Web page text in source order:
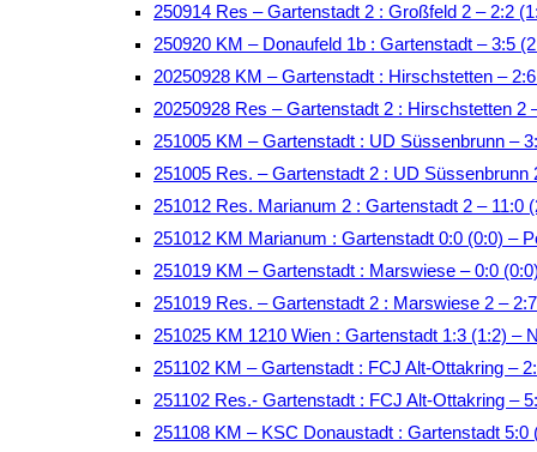
250914 Res – Gartenstadt 2 : Großfeld 2 – 2:2
250920 KM – Donaufeld 1b : Gartenstadt – 3:5
20250928 KM – Gartenstadt : Hirschstetten –
20250928 Res – Gartenstadt 2 : Hirschstetten 2
251005 KM – Gartenstadt : UD Süssenbrunn –
251005 Res. – Gartenstadt 2 : UD Süssenbrunn
251012 Res. Marianum 2 : Gartenstadt 2 – 11:0
251012 KM Marianum : Gartenstadt 0:0 (0:0) –
251019 KM – Gartenstadt : Marswiese – 0:0
251019 Res. – Gartenstadt 2 : Marswiese 2 –
251025 KM 1210 Wien : Gartenstadt 1:3 (1:2) –
251102 KM – Gartenstadt : FCJ Alt-Ottakring –
251102 Res.- Gartenstadt : FCJ Alt-Ottakring –
251108 KM – KSC Donaustadt : Gartenstadt 5:0